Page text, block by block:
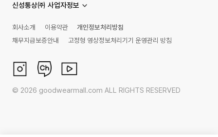
신성통상㈜ 사업자정보
회사소개 이용약관
개인정보처리방침
채무지급보증안내
고정형 영상정보처리기기 운영관리 방침
© 2026 goodwearmall.com ALL RIGHTS RESERVED